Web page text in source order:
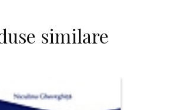
similare